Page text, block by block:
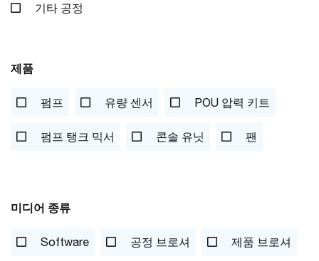
기타 공정
제품
펌프 유량 센서 POU 압력 키트
펌프 탱크 믹서 콘솔 유닛 팬
미디어 종류
Software 공정 브로셔 제품 브로셔